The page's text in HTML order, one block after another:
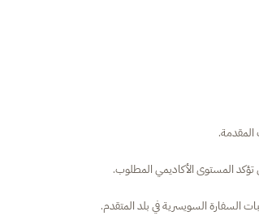
المستوى الأكاديمي المطلوب.
السفارة السويسرية في بلد المتقدم.